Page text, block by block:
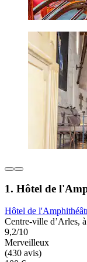
1. Hôtel de
Hôtel de
Centre-ville d’Arles,
9,2/10
Merveilleux
(430 avis)